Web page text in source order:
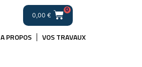
0,00 €
0
A PROPOS VOS TRAVAUX